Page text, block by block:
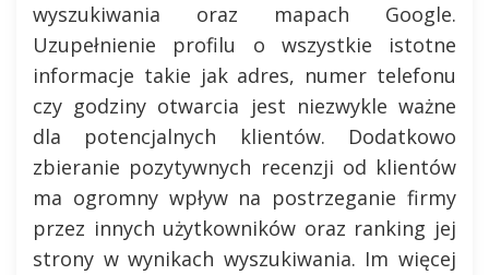
wyszukiwania oraz mapach Google.
Uzupełnienie profilu o wszystkie istotne
informacje takie jak adres, numer telefonu
czy godziny otwarcia jest niezwykle ważne
dla potencjalnych klientów. Dodatkowo
zbieranie pozytywnych recenzji od klientów
ma ogromny wpływ na postrzeganie firmy
przez innych użytkowników oraz ranking jej
strony w wynikach wyszukiwania. Im więcej